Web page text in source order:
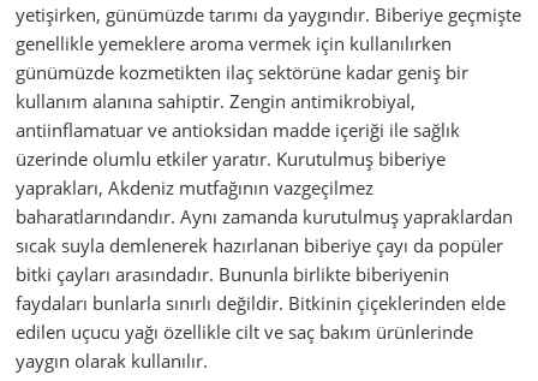
yetişirken, günümüzde tarımı da yaygındır. Biberiye geçmişte
genellikle yemeklere aroma vermek için kullanılırken
günümüzde kozmetikten ilaç sektörüne kadar geniş bir
kullanım alanına sahiptir. Zengin antimikrobiyal,
antiinflamatuar ve antioksidan madde içeriği ile sağlık
üzerinde olumlu etkiler yaratır. Kurutulmuş biberiye
yaprakları, Akdeniz mutfağının vazgeçilmez
baharatlarındandır. Aynı zamanda kurutulmuş yapraklardan
sıcak suyla demlenerek hazırlanan biberiye çayı da popüler
bitki çayları arasındadır. Bununla birlikte biberiyenin
faydaları bunlarla sınırlı değildir. Bitkinin çiçeklerinden elde
edilen uçucu yağı özellikle cilt ve saç bakım ürünlerinde
yaygın olarak kullanılır.